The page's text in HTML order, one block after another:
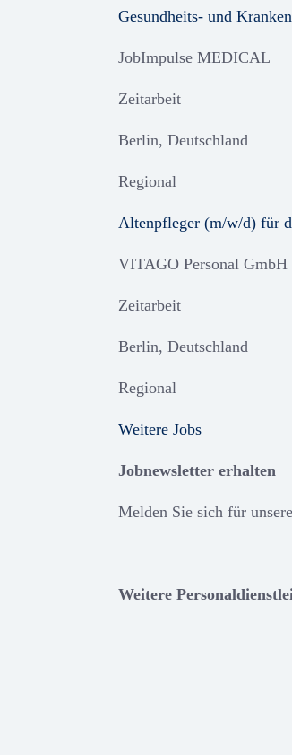
Gesundheits- und
JobImpulse MEDICAL
Zeitarbeit
Berlin, Deutschland
Regional
Altenpfleger (m/w/d) für
VITAGO Personal GmbH
Zeitarbeit
Berlin, Deutschland
Regional
Weitere Jobs
Jobnewsletter erhalten
Melden Sie sich für
Weitere